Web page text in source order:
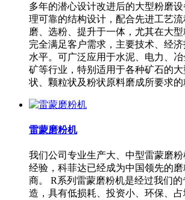
多年的潜心设计改进后的大型粉磨
理可靠的结构设计，配合先进工艺
磨、选粉、提升于一体，尤其在大
完全满足客户需求，主要技术、经
水平。可广泛应用于水泥、电力、
矿等行业，特别适用于各种矿石的
状、颗粒状及粉状原料磨成所要求的
雷蒙磨粉机
我们公司专业生产大、中型雷蒙磨
经验，科菲达已经成为中国领先的
商。 R系列雷蒙磨粉机是经过我们
造，具有低损耗、投资小、环保、占